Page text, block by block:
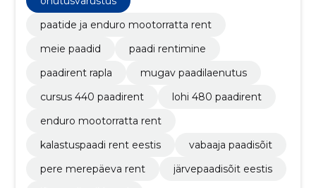
ohutusvarustus, lühiajaline rent, maastikusõit
paatide ja enduro mootorratta rent
meie paadid
paadi rentimine
paadirent rapla
mugav paadilaenutus
cursus 440 paadirent
lohi 480 paadirent
enduro mootorratta rent
kalastuspaadi rent eestis
vabaaja paadisõit
pere merepäeva rent
järvepaadisõit eestis